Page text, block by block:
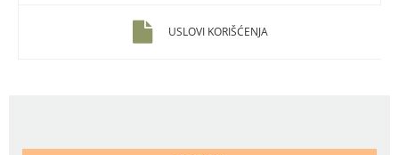
USLOVI KORIŠĆENJA